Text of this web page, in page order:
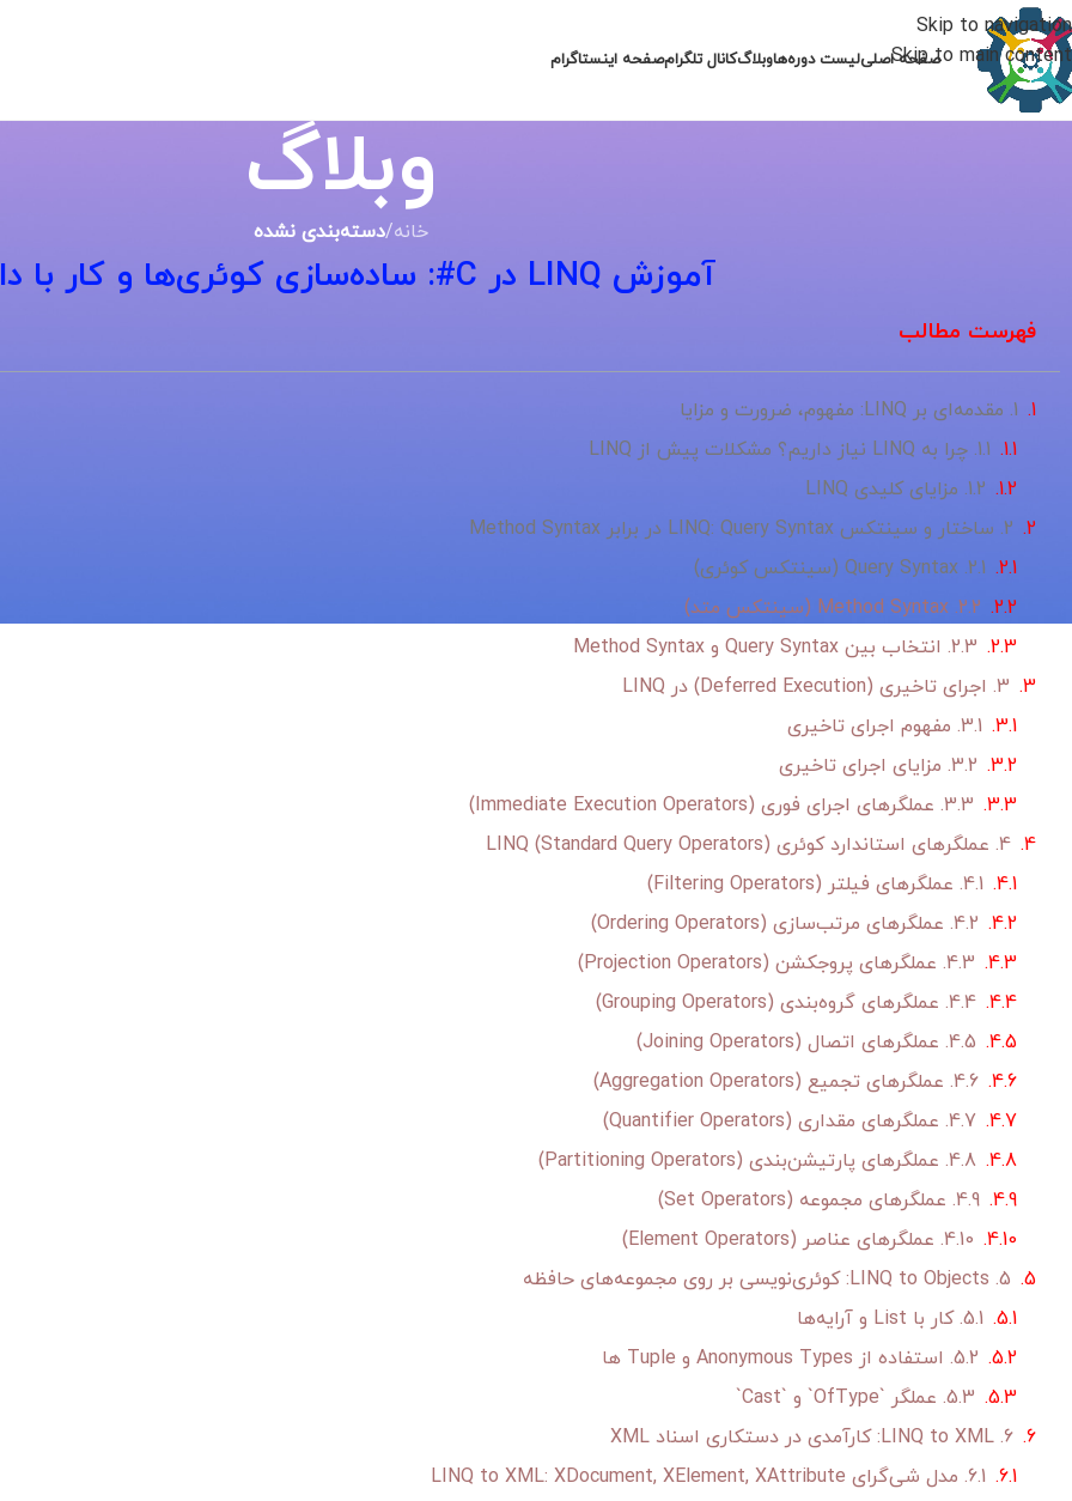
Skip to navigation
Skip to main content
صفحه اصلیلیست دوره‌هاوبلاگکانال تلگرامصفحه اینستاگرام
وبلاگ
خانه/دسته‌بندی نشده
آموزش LINQ در C#: ساده‌سازی کوئری‌ها و کار با داده
فهرست مطالب
1. مقدمه‌ای بر LINQ: مفهوم، ضرورت و مزایا
1.1. چرا به LINQ نیاز داریم؟ مشکلات پیش از LINQ
1.2. مزایای کلیدی LINQ
2. ساختار و سینتکس LINQ: Query Syntax در برابر Method Syntax
2.1. Query Syntax (سینتکس کوئری)
2.2. Method Syntax (سینتکس متد)
2.3. انتخاب بین Query Syntax و Method Syntax
3. اجرای تاخیری (Deferred Execution) در LINQ
3.1. مفهوم اجرای تاخیری
3.2. مزایای اجرای تاخیری
3.3. عملگرهای اجرای فوری (Immediate Execution Operators)
4. عملگرهای استاندارد کوئری LINQ (Standard Query Operators)
4.1. عملگرهای فیلتر (Filtering Operators)
4.2. عملگرهای مرتب‌سازی (Ordering Operators)
4.3. عملگرهای پروجکشن (Projection Operators)
4.4. عملگرهای گروه‌بندی (Grouping Operators)
4.5. عملگرهای اتصال (Joining Operators)
4.6. عملگرهای تجمیع (Aggregation Operators)
4.7. عملگرهای مقداری (Quantifier Operators)
4.8. عملگرهای پارتیشن‌بندی (Partitioning Operators)
4.9. عملگرهای مجموعه (Set Operators)
4.10. عملگرهای عناصر (Element Operators)
5. LINQ to Objects: کوئری‌نویسی بر روی مجموعه‌های حافظه
5.1. کار با List و آرایه‌ها
5.2. استفاده از Anonymous Types و Tuple ها
5.3. عملگر `OfType` و `Cast`
6. LINQ to XML: کارآمدی در دستکاری اسناد XML
6.1. مدل شی‌گرای LINQ to XML: XDocument, XElement, XAttribute